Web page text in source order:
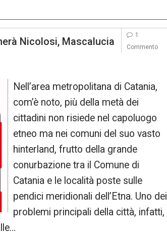
Nicolosi, Mascalucia
Nell’area metropolitana di Catania,
com’è noto, più della metà dei
cittadini non risiede nel capoluogo
etneo ma nei comuni del suo vasto
hinterland, frutto della grande
conurbazione tra il Comune di
Catania e le località poste sulle
pendici meridionali dell’Etna. Uno dei
problemi principali della città, infatti,
1
Commento